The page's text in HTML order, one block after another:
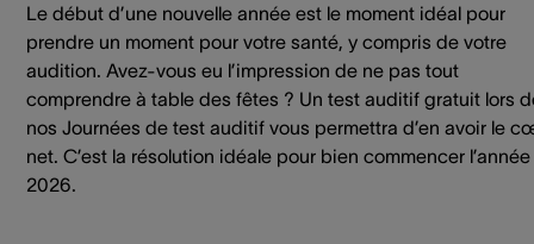
Le début d’une nouvelle année est le moment idéal pour
prendre un moment pour votre santé, y compris de votre
audition. Avez-vous eu l’impression de ne pas tout
comprendre à table des fêtes ? Un test auditif gratuit lors
nos Journées de test auditif vous permettra d’en avoir le
net. C’est la résolution idéale pour bien commencer l’année
2026.